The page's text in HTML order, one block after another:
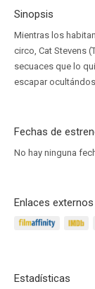
Sinopsis
Mientras los
circo, Cat Stevens
secuaces que lo
escapar
Fechas de
No hay ninguna
Enlaces externos
Estadísticas